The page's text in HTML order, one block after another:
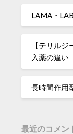
LAMA・
【テリル
入薬の違い
長時間作用
最近のコメン